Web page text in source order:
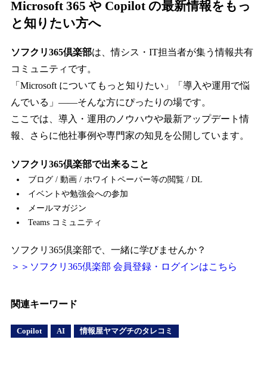
Microsoft 365 や Copilot の最新情報をもっ
と知りたい方へ
ソフクリ365倶楽部は、情シス・IT担当者が集う情報共有
コミュニティです。
「Microsoft についてもっと知りたい」「導入や運用で悩
んでいる」――そんな方にぴったりの場です。
ここでは、導入・運用のノウハウや最新アップデート情
報、さらに他社事例や専門家の知見を公開しています。
ソフクリ365倶楽部で出来ること
ブログ / 動画 / ホワイトペーパー等の閲覧 / DL
イベントや勉強会への参加
メールマガジン
Teams コミュニティ
ソフクリ365倶楽部で、一緒に学びませんか？
＞＞ソフクリ365倶楽部 会員登録・ログインはこちら
関連キーワード
Copilot AI 情報屋ヤマグチのタレコミ